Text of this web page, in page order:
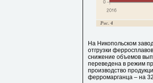
На Никопольском
отгрузки
снижение объемов
переведена в режим
производство
ферромарганца – на